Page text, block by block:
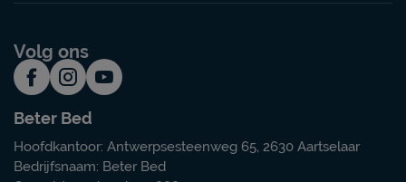
Volg ons
Beter Bed
Hoofdkantoor: Antwerpsesteenweg 65, 2630 Aartselaar
Bedrijfsnaam: Beter Bed